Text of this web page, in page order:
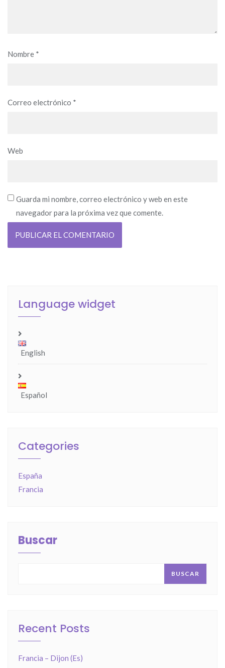
Nombre *
Correo electrónico *
Web
Guarda mi nombre, correo electrónico y web en este
navegador para la próxima vez que comente.
Language widget
English
Español
Categories
España
Francia
Buscar
BUSCAR
Recent Posts
Francia – Dijon (Es)